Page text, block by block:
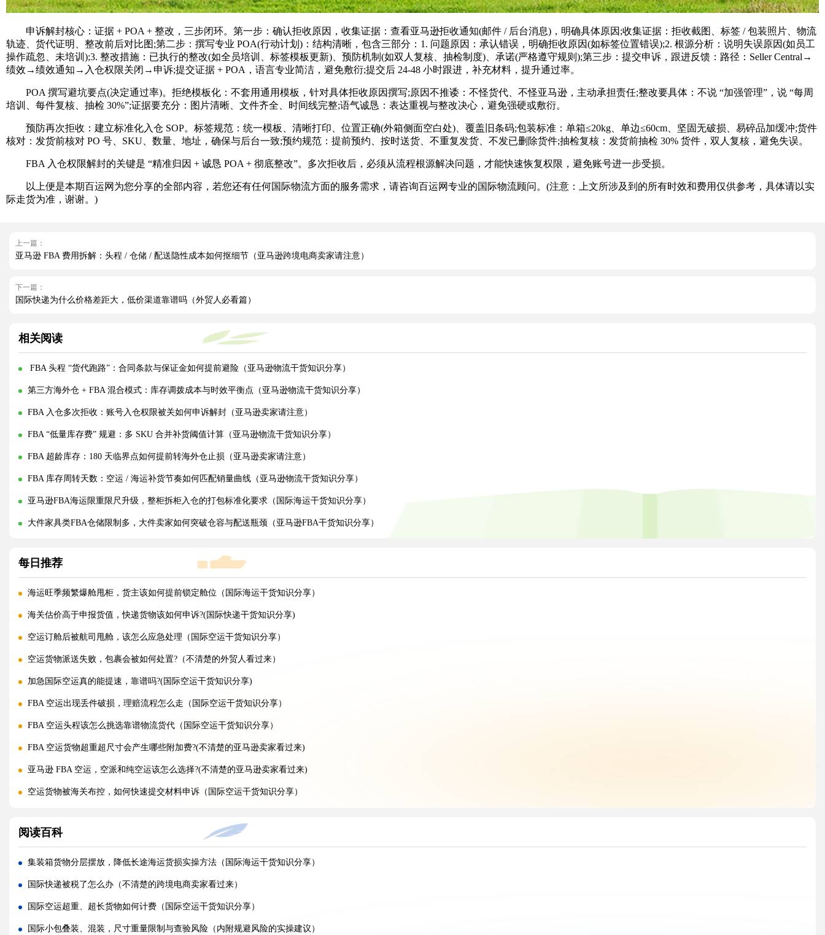
申诉解封核心：证据 + POA + 整改，三步闭环。第一步：确认拒收原因，收集证据：查看亚马逊拒收通知(邮件 / 后台消息)，明确具体原因;收集证据：拒收截图、标签 / 包装照片、物流
轨迹、货代证明、整改前后对比图;第二步：撰写专业 POA(行动计划)：结构清晰，包含三部分：1. 问题原因：承认错误，明确拒收原因(如标签位置错误);2. 根源分析：说明失误原因(如员工
操作疏忽、未培训);3. 整改措施：已执行的整改(如全员培训、标签模板更新)、预防机制(如双人复核、抽检制度)、承诺(严格遵守规则);第三步：提交申诉，跟进反馈：路径：Seller Central→
绩效→绩效通知→入仓权限关闭→申诉;提交证据 + POA，语言专业简洁，避免敷衍;提交后 24-48 小时跟进，补充材料，提升通过率。
POA 撰写避坑要点(决定通过率)。拒绝模板化：不套用通用模板，针对具体拒收原因撰写;原因不推诿：不怪货代、不怪亚马逊，主动承担责任;整改要具体：不说 “加强管理”，说 “每周
培训、每件复核、抽检 30%”;证据要充分：图片清晰、文件齐全、时间线完整;语气诚恳：表达重视与整改决心，避免强硬或敷衍。
预防再次拒收：建立标准化入仓 SOP。标签规范：统一模板、清晰打印、位置正确(外箱侧面空白处)、覆盖旧条码;包装标准：单箱≤20kg、单边≤60cm、坚固无破损、易碎品加缓冲;货件
核对：发货前核对 PO 号、SKU、数量、地址，确保与后台一致;预约规范：提前预约、按时送货、不重复发货、不发已删除货件;抽检复核：发货前抽检 30% 货件，双人复核，避免失误。
FBA 入仓权限解封的关键是 “精准归因 + 诚恳 POA + 彻底整改”。多次拒收后，必须从流程根源解决问题，才能快速恢复权限，避免账号进一步受损。
以上便是本期百运网为您分享的全部内容，若您还有任何国际物流方面的服务需求，请咨询百运网专业的国际物流顾问。(注意：上文所涉及到的所有时效和费用仅供参考，具体请以实
际走货为准，谢谢。)
上一篇：
亚马逊 FBA 费用拆解：头程 / 仓储 / 配送隐性成本如何抠细节（亚马逊跨境电商卖家请注意）
下一篇：
国际快递为什么价格差距大，低价渠道靠谱吗（外贸人必看篇）
相关阅读
FBA 头程 “货代跑路”：合同条款与保证金如何提前避险（亚马逊物流干货知识分享）
第三方海外仓 + FBA 混合模式：库存调拨成本与时效平衡点（亚马逊物流干货知识分享）
FBA 入仓多次拒收：账号入仓权限被关如何申诉解封（亚马逊卖家请注意）
FBA “低量库存费” 规避：多 SKU 合并补货阈值计算（亚马逊物流干货知识分享）
FBA 超龄库存：180 天临界点如何提前转海外仓止损（亚马逊卖家请注意）
FBA 库存周转天数：空运 / 海运补货节奏如何匹配销量曲线（亚马逊物流干货知识分享）
亚马逊FBA海运限重限尺升级，整柜拆柜入仓的打包标准化要求（国际海运干货知识分享）
大件家具类FBA仓储限制多，大件卖家如何突破仓容与配送瓶颈（亚马逊FBA干货知识分享）
每日推荐
海运旺季频繁爆舱甩柜，货主该如何提前锁定舱位（国际海运干货知识分享）
海关估价高于申报货值，快递货物该如何申诉?(国际快递干货知识分享)
空运订舱后被航司甩舱，该怎么应急处理（国际空运干货知识分享）
空运货物派送失败，包裹会被如何处置?（不清楚的外贸人看过来）
加急国际空运真的能提速，靠谱吗?(国际空运干货知识分享)
FBA 空运出现丢件破损，理赔流程怎么走（国际空运干货知识分享）
FBA 空运头程该怎么挑选靠谱物流货代（国际空运干货知识分享）
FBA 空运货物超重超尺寸会产生哪些附加费?(不清楚的亚马逊卖家看过来)
亚马逊 FBA 空运，空派和纯空运该怎么选择?(不清楚的亚马逊卖家看过来)
空运货物被海关布控，如何快速提交材料申诉（国际空运干货知识分享）
国际空运低申报被海关查到，罚款比例是多少?(国际空运干货知识分享)
国际空运的运单有什么作用，包含哪些关键信息（国际空运干货知识分享）
国内哪些港口是国际空运主流始发机场（国际空运干货知识分享）
什么是泡货、重货，国际空运分别怎么定价（国际空运干货知识分享）
国际空运直达与中转航班，该如何选择（不清楚的外贸人看过来）
阅读百科
集装箱货物分层摆放，降低长途海运货损实操方法（国际海运干货知识分享）
国际快递被税了怎么办（不清楚的跨境电商卖家看过来）
国际空运超重、超长货物如何计费（国际空运干货知识分享）
国际小包叠装、混装，尺寸重量限制与查验风险（内附规避风险的实操建议）